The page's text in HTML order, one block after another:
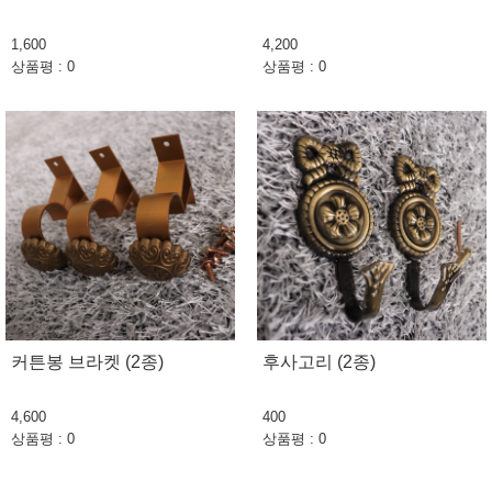
1,600
상품평 : 0
4,200
상품평 : 0
커튼봉 브라켓 (2종)
4,600
상품평 : 0
후사고리 (2종)
400
상품평 : 0